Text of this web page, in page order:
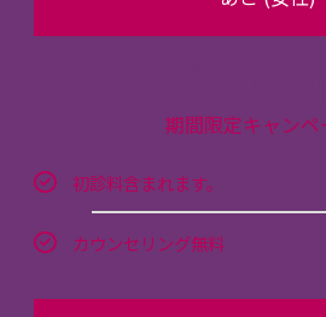
期間限定キャンペ
初診料含まれます。
カウンセリング無料